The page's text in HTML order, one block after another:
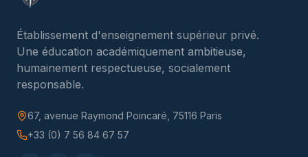
Établissement d'enseignement supérieur privé.
Une éducation académiquement ambitieuse,
humainement respectueuse, socialement
responsable.
67, avenue Raymond Poincaré, 75116 Paris
+33 (0) 7 56 84 67 57